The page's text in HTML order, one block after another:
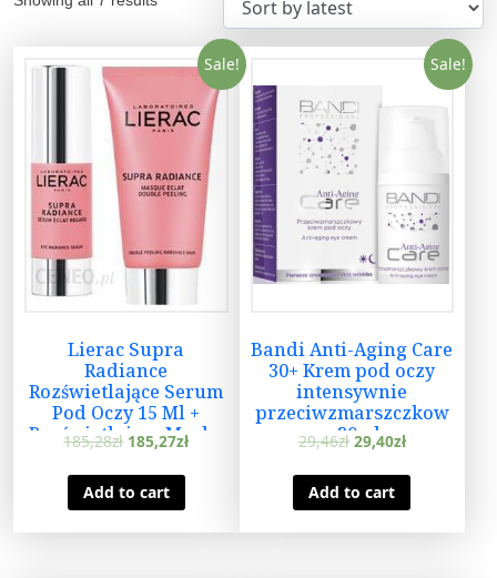
Sale!
Lierac Supra
Radiance
Rozświetlające Serum
Pod Oczy 15 Ml +
Rozświetlająca Maska
Podwójny Peeling
75ml
185,28zł 185,27zł
Add to cart
Sale!
Bandi Anti-Aging Care
30+ Krem pod oczy
intensywnie
przeciwzmarszczkow
y 30ml
29,46zł 29,40zł
Add to cart